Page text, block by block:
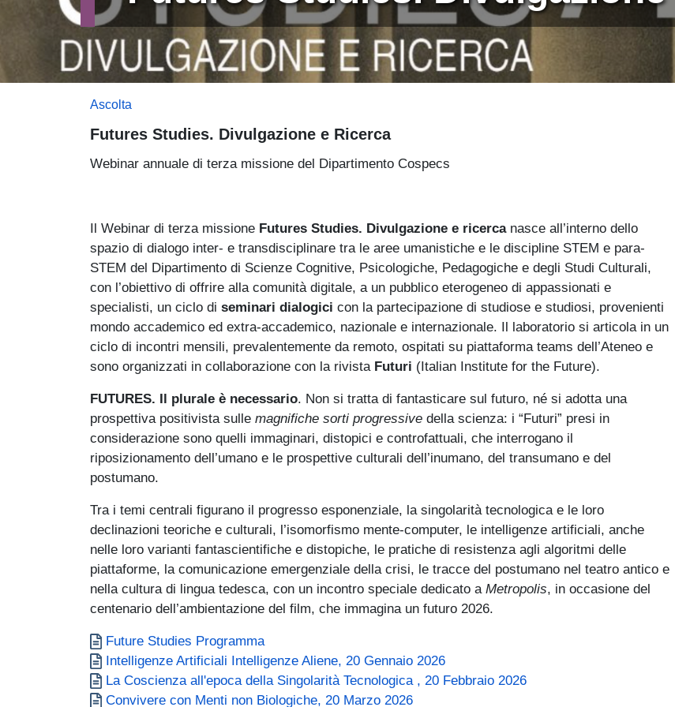
Ascolta
Futures Studies. Divulgazione e Ricerca
Webinar annuale di terza missione del Dipartimento Cospecs
Il Webinar di terza missione Futures Studies. Divulgazione e ricerca nasce all’interno dello
spazio di dialogo inter- e transdisciplinare tra le aree umanistiche e le discipline STEM e para-
STEM del Dipartimento di Scienze Cognitive, Psicologiche, Pedagogiche e degli Studi Culturali,
con l’obiettivo di offrire alla comunità digitale, a un pubblico eterogeneo di appassionati e
specialisti, un ciclo di seminari dialogici con la partecipazione di studiose e studiosi, provenienti
mondo accademico ed extra-accademico, nazionale e internazionale. Il laboratorio si articola in un
ciclo di incontri mensili, prevalentemente da remoto, ospitati su piattaforma teams dell’Ateneo e
sono organizzati in collaborazione con la rivista Futuri (Italian Institute for the Future).
FUTURES. Il plurale è necessario. Non si tratta di fantasticare sul futuro, né si adotta una
prospettiva positivista sulle magnifiche sorti progressive della scienza: i “Futuri” presi in
considerazione sono quelli immaginari, distopici e controfattuali, che interrogano il
riposizionamento dell’umano e le prospettive culturali dell’inumano, del transumano e del
postumano.
Tra i temi centrali figurano il progresso esponenziale, la singolarità tecnologica e le loro
declinazioni teoriche e culturali, l’isomorfismo mente-computer, le intelligenze artificiali, anche
nelle loro varianti fantascientifiche e distopiche, le pratiche di resistenza agli algoritmi delle
piattaforme, la comunicazione emergenziale della crisi, le tracce del postumano nel teatro antico e
nella cultura di lingua tedesca, con un incontro speciale dedicato a Metropolis, in occasione del
centenario dell’ambientazione del film, che immagina un futuro 2026.
Documento
Future Studies Programma
Documento
Intelligenze Artificiali Intelligenze Aliene, 20 Gennaio 2026
Documento
La Coscienza all'epoca della Singolarità Tecnologica , 20 Febbraio 2026
Documento
Convivere con Menti non Biologiche, 20 Marzo 2026